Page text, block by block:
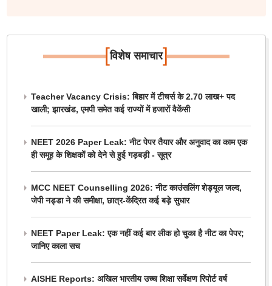
[विशेष समाचार]
Teacher Vacancy Crisis: बिहार में टीचर्स के 2.70 लाख+ पद
खाली; झारखंड, एमपी समेत कई राज्यों में हजारों वैकेंसी
NEET 2026 Paper Leak: नीट पेपर तैयार और अनुवाद का काम एक
ही समूह के शिक्षकों को देने से हुई गड़बड़ी - सूत्र
MCC NEET Counselling 2026: नीट काउंसलिंग शेड्यूल जल्द,
जेपी नड्डा ने की समीक्षा, छात्र-केंद्रित कई बड़े सुधार
NEET Paper Leak: एक नहीं कई बार लीक हो चुका है नीट का पेपर;
जानिए काला सच
AISHE Reports: अखिल भारतीय उच्च शिक्षा सर्वेक्षण रिपोर्ट वर्ष